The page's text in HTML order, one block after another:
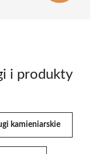
i produkty
kamieniarskie